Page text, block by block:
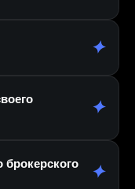
свяжитесь
бумаги на счёт
✦
счёт
✦
можете
брокерского
✦